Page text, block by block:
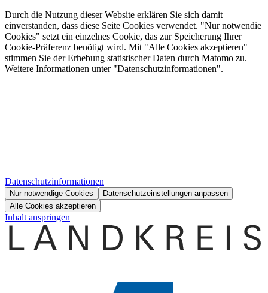
Durch die Nutzung dieser Website erklären Sie sich damit
einverstanden, dass diese Seite Cookies verwendet. "Nur notwendie
Cookies" setzt ein einzelnes Cookie, das zur Speicherung Ihrer
Cookie-Präferenz benötigt wird. Mit "Alle Cookies akzeptieren"
stimmen Sie der Erhebung statistischer Daten durch Matomo zu.
Weitere Informationen unter "Datenschutzinformationen".
Datenschutzinformationen
Nur notwendige Cookies
Datenschutzeinstellungen anpassen
Alle Cookies akzeptieren
Inhalt anspringen